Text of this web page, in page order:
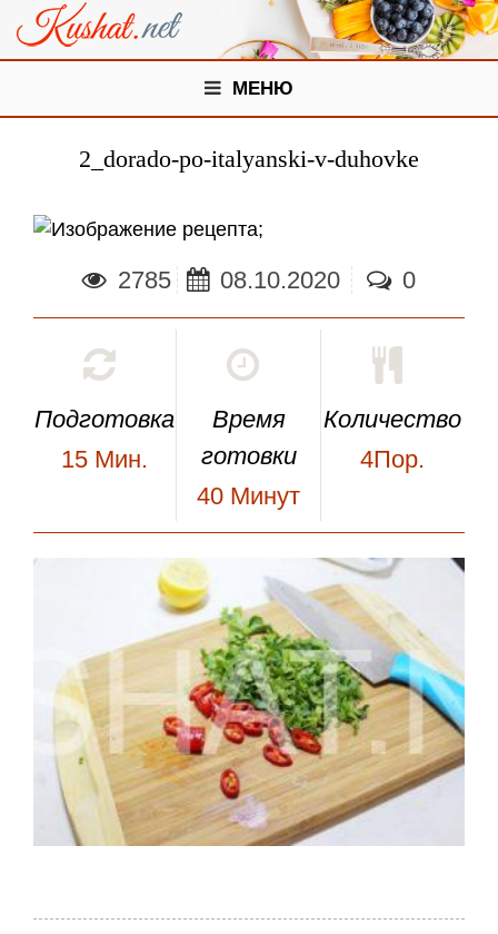
МЕНЮ
2_dorado-po-italyanski-v-duhovke
;
2785 08.10.2020 0
Подготовка
15 Мин.
Время
готовки
40 Минут
Количество
4Пор.